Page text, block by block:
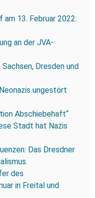
13. Februar 2022:
an der JVA-
Sachsen, Dresden und
ungestört
Abschiebehaft“
Stadt hat Nazis
Das Dresdner
des
in Freital und